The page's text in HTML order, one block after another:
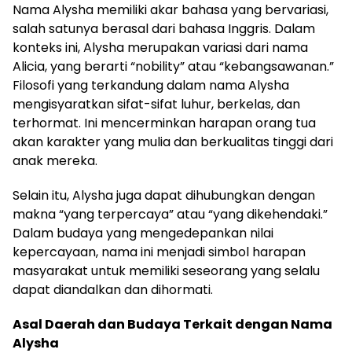
Nama Alysha memiliki akar bahasa yang bervariasi,
salah satunya berasal dari bahasa Inggris. Dalam
konteks ini, Alysha merupakan variasi dari nama
Alicia, yang berarti “nobility” atau “kebangsawanan.”
Filosofi yang terkandung dalam nama Alysha
mengisyaratkan sifat-sifat luhur, berkelas, dan
terhormat. Ini mencerminkan harapan orang tua
akan karakter yang mulia dan berkualitas tinggi dari
anak mereka.
Selain itu, Alysha juga dapat dihubungkan dengan
makna “yang terpercaya” atau “yang dikehendaki.”
Dalam budaya yang mengedepankan nilai
kepercayaan, nama ini menjadi simbol harapan
masyarakat untuk memiliki seseorang yang selalu
dapat diandalkan dan dihormati.
Asal Daerah dan Budaya Terkait dengan Nama
Alysha